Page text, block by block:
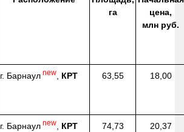
га
цена,
млн руб.
г. Барнаул new КРТ 63,55 18,00
г. Барнаул new КРТ 74,73 20,37